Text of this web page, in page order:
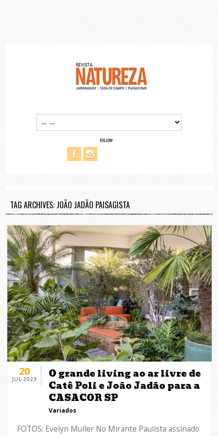
FOLLOW
TAG ARCHIVES: JOÃO JADÃO PAISAGISTA
20
JUL-2023
O grande living ao ar livre de
Catê Poli e João Jadão para a
CASACOR SP
Variados
FOTOS: Evelyn Muller No Mirante Paulista assinado